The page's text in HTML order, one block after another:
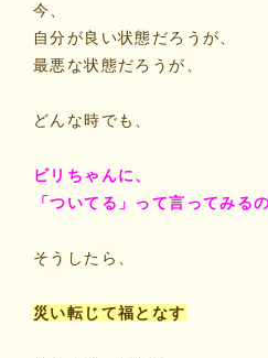
今、
自分が良い状態だろうが、
最悪な状態だろうが、
どんな時でも、
ビリちゃんに、
「ついてる」って言ってみる
そうしたら、
災い転じて福となす